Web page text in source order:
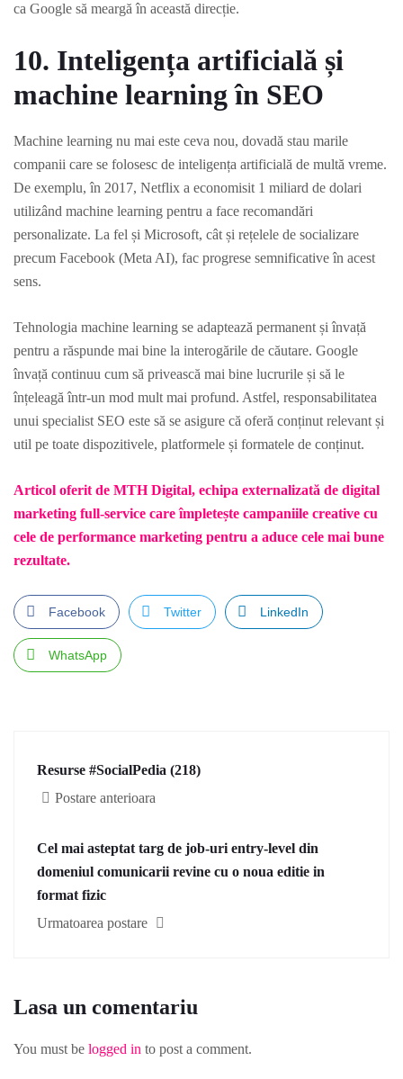
ca Google să meargă în această direcție.
10. Inteligența artificială și
machine learning în SEO
Machine learning nu mai este ceva nou, dovadă stau marile
companii care se folosesc de inteligența artificială de multă vreme.
De exemplu, în 2017, Netflix a economisit 1 miliard de dolari
utilizând machine learning pentru a face recomandări
personalizate. La fel și Microsoft, cât și rețelele de socializare
precum Facebook (Meta AI), fac progrese semnificative în acest
sens.
Tehnologia machine learning se adaptează permanent și învață
pentru a răspunde mai bine la interogările de căutare. Google
învață continuu cum să privească mai bine lucrurile și să le
înțeleagă într-un mod mult mai profund. Astfel, responsabilitatea
unui specialist SEO este să se asigure că oferă conținut relevant și
util pe toate dispozitivele, platformele și formatele de conținut.
Articol oferit de MTH Digital, echipa externalizată de digital
marketing full-service care împletește campaniile creative cu
cele de performance marketing pentru a aduce cele mai bune
rezultate.
Facebook Twitter LinkedIn
WhatsApp
Resurse #SocialPedia (218)
Postare anterioara
Cel mai asteptat targ de job-uri entry-level din
domeniul comunicarii revine cu o noua editie in
format fizic
Urmatoarea postare
Lasa un comentariu
You must be logged in to post a comment.